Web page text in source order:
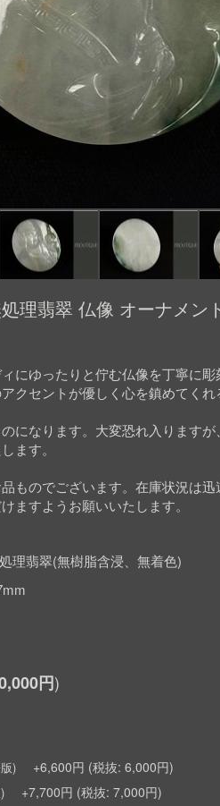
理翡翠 仏像 オーナメ
にゆったりと佇む仏像を丁寧に
クセントが優しく心を鎮めてくれ
になります。大変恐れ入ります
ます。
ものでございます。在庫状況は
ますようお願いいたします。
理翡翠(無樹脂含浸、無着色)
円
)
+6,600円 6,000円
+7,700円 7,000円